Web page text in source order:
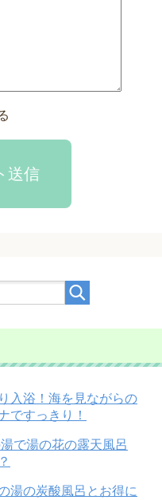
送信
入浴！海を見ながらの
ですっきり！
で湯の花の露天風呂
湯の炭酸風呂とお得に